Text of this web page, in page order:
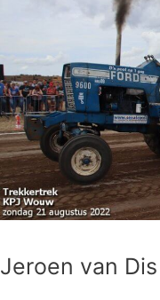
Jeroen van Dis